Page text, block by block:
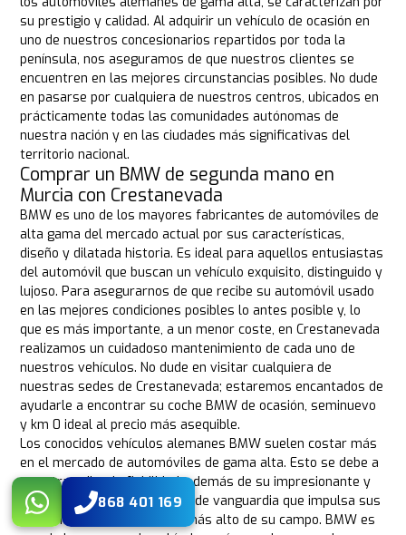
su prestigio y calidad. Al adquirir un vehículo de ocasión en
uno de nuestros concesionarios repartidos por toda la
península, nos aseguramos de que nuestros clientes se
encuentren en las mejores circunstancias posibles. No dude
en pasarse por cualquiera de nuestros centros, ubicados en
prácticamente todas las comunidades autónomas de
nuestra nación y en las ciudades más significativas del
territorio nacional.
Comprar un BMW de segunda mano en
Murcia con Crestanevada
BMW es uno de los mayores fabricantes de automóviles de
alta gama del mercado actual por sus características,
diseño y dilatada historia. Es ideal para aquellos entusiastas
del automóvil que buscan un vehículo exquisito, distinguido y
lujoso. Para asegurarnos de que recibe su automóvil usado
en las mejores condiciones posibles lo antes posible y, lo
que es más importante, a un menor coste, en Crestanevada
realizamos un cuidadoso mantenimiento de cada uno de
nuestros vehículos. No dude en visitar cualquiera de
nuestras sedes de Crestanevada; estaremos encantados de
ayudarle a encontrar su coche BMW de ocasión, seminuevo
y km 0 ideal al precio más asequible.
Los conocidos vehículos alemanes BMW suelen costar más
en el mercado de automóviles de gama alta. Esto se debe a
su extraordinaria fiabilidad, además de su impresionante y
bello aspecto y la tecnología de vanguardia que impulsa sus
mecánicas, que están en lo más alto de su campo. BMW es
868 401 169